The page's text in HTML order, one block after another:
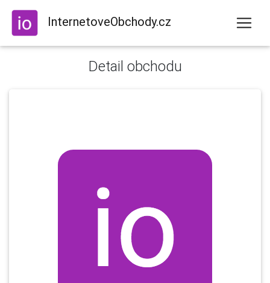
InternetoveObchody.cz
Detail obchodu